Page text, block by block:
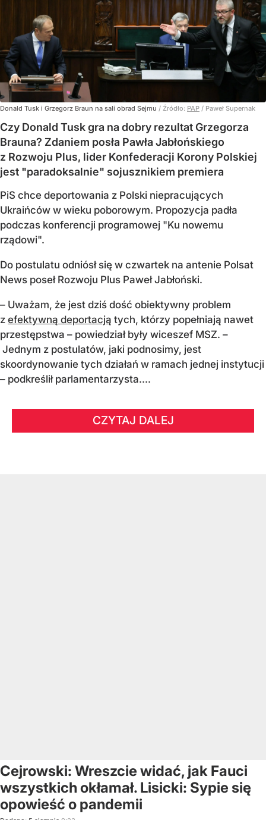
Donald Tusk i Grzegorz Braun na sali obrad Sejmu / Źródło: PAP / Paweł Supernak
Czy Donald Tusk gra na dobry rezultat Grzegorza
Brauna? Zdaniem posła Pawła Jabłońskiego
z Rozwoju Plus, lider Konfederacji Korony Polskiej
jest "paradoksalnie" sojusznikiem premiera
PiS chce deportowania z Polski niepracujących
Ukraińców w wieku poborowym. Propozycja padła
podczas konferencji programowej "Ku nowemu
rządowi".
Do postulatu odniósł się w czwartek na antenie Polsat
News poseł Rozwoju Plus Paweł Jabłoński.
– Uważam, że jest dziś dość obiektywny problem
z efektywną deportacją tych, którzy popełniają nawet
przestępstwa – powiedział były wiceszef MSZ. –
Jednym z postulatów, jaki podnosimy, jest
skoordynowanie tych działań w ramach jednej instytucji
– podkreślił parlamentarzysta....
CZYTAJ DALEJ
Cejrowski: Wreszcie widać, jak Fauci
wszystkich okłamał. Lisicki: Sypie się
opowieść o pandemii